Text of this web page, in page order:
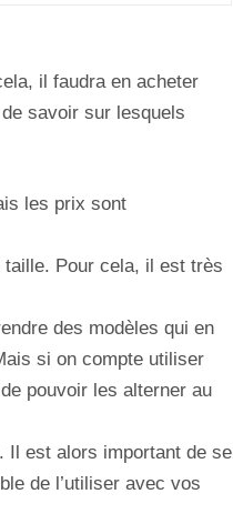
il faudra en acheter
savoir sur lesquels
les prix sont
taille. Pour cela, il est très
des modèles qui en
si on compte utiliser
pouvoir les alterner au
est alors important de se
de l’utiliser avec vos